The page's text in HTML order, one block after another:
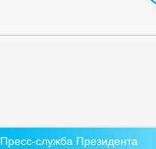
Пресс-служба Президента